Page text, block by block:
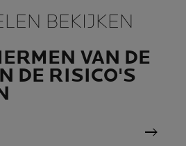
BEKIJKEN
VAN DE
DE RISICO'S